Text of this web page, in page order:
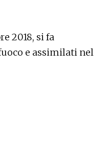
2018, si fa
e assimilati nel